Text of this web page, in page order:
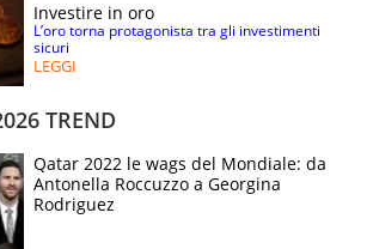
Investire in oro
L’oro torna protagonista tra gli investimenti
sicuri
LEGGI
TREND
Qatar 2022 le wags del Mondiale: da
Antonella Roccuzzo a Georgina
Rodriguez